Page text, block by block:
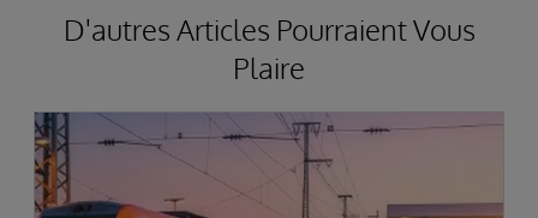
D'autres Articles Pourraient Vous
Plaire